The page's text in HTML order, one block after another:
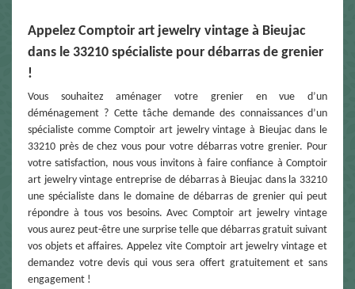
Appelez Comptoir art jewelry vintage à Bieujac
dans le 33210 spécialiste pour débarras de grenier
!
Vous souhaitez aménager votre grenier en vue d’un
déménagement ? Cette tâche demande des connaissances d’un
spécialiste comme Comptoir art jewelry vintage à Bieujac dans le
33210 près de chez vous pour votre débarras votre grenier. Pour
votre satisfaction, nous vous invitons à faire confiance à Comptoir
art jewelry vintage entreprise de débarras à Bieujac dans la 33210
une spécialiste dans le domaine de débarras de grenier qui peut
répondre à tous vos besoins. Avec Comptoir art jewelry vintage
vous aurez peut-être une surprise telle que débarras gratuit suivant
vos objets et affaires. Appelez vite Comptoir art jewelry vintage et
demandez votre devis qui vous sera offert gratuitement et sans
engagement !